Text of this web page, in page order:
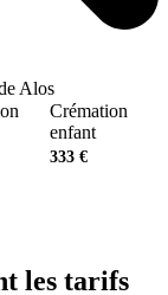
Alos
Crémation
enfant
333 €
les tarifs